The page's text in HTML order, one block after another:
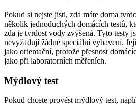
Pokud si nejste jisti, zda máte doma
několik jednoduchých domácích testů,
zda je tvrdost vody zvýšená. Tyto testy
nevyžadují žádné speciální vybavení.
jako orientační, protože přesnost
jako při laboratorních měřeních.
Mýdlový test
Pokud chcete provést mýdlový test,